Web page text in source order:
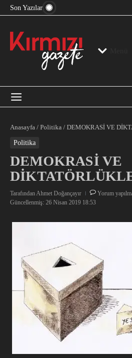
İçeriğe atla
Son Yazılar
“Mutlak Butlan” ve Bir
Anasayfa / Politika / DEMOKRASİ VE
Politika
DEMOKRASİ VE
TarafındanAhmet Doğançayır Yorum
Güncellenmiş: 26 Nisan 2019 18:53